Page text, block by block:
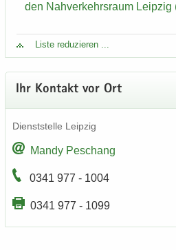
den Nah­ver­kehrs­raum Leip­zig
Liste re­du­zie­ren ...
Ihr Kon­takt vor Ort
Dienst­stel­le Leip­zig
Mandy Peschang
0341 977 - 1004
0341 977 - 1099